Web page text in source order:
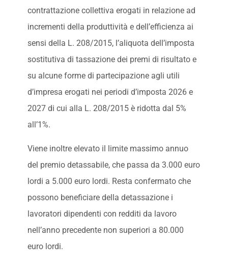
contrattazione collettiva erogati in relazione ad
incrementi della produttività e dell’efficienza ai
sensi della L. 208/2015, l’aliquota dell’imposta
sostitutiva di tassazione dei premi di risultato e
su alcune forme di partecipazione agli utili
d’impresa erogati nei periodi d’imposta 2026 e
2027 di cui alla L. 208/2015 è ridotta dal 5%
all’1%.
Viene inoltre elevato il limite massimo annuo
del premio detassabile, che passa da 3.000 euro
lordi a 5.000 euro lordi. Resta confermato che
possono beneficiare della detassazione i
lavoratori dipendenti con redditi da lavoro
nell’anno precedente non superiori a 80.000
euro lordi.